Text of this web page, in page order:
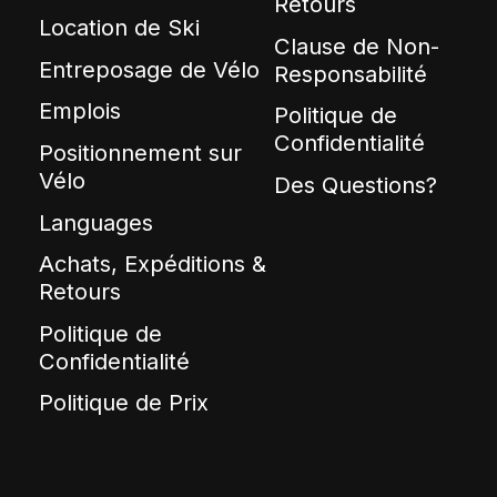
Location de Ski
Entreposage de Vélo
Emplois
Positionnement sur
Vélo
Languages
Achats, Expéditions &
Retours
Politique de
Confidentialité
Politique de Prix
Clause de Non-
Responsabilité
Politique de
Confidentialité
Des Questions?